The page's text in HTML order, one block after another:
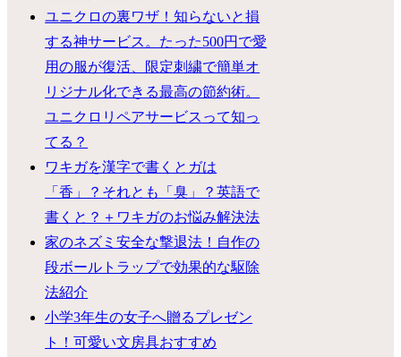
ユニクロの裏ワザ！知らないと損
する神サービス。たった500円で愛
用の服が復活、限定刺繍で簡単オ
リジナル化できる最高の節約術。
ユニクロリペアサービスって知っ
てる？
ワキガを漢字で書くとガは
「香」？それとも「臭」？英語で
書くと？＋ワキガのお悩み解決法
家のネズミ安全な撃退法！自作の
段ボールトラップで効果的な駆除
法紹介
小学3年生の女子へ贈るプレゼン
ト！可愛い文房具おすすめ